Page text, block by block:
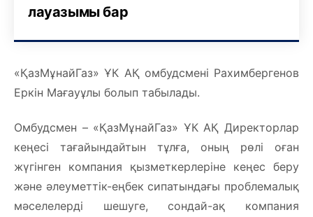
лауазымы бар
«ҚазМұнайГаз» ҰК АҚ омбудсмені Рахимбергенов
Еркін Мағауұлы болып табылады.
Омбудсмен – «ҚазМұнайГаз» ҰК АҚ Директорлар
кеңесі тағайындайтын тұлға, оның рөлі оған
жүгінген компания қызметкерлеріне кеңес беру
және әлеуметтік-еңбек сипатындағы проблемалық
мәселелерді шешуге, сондай-ақ компания